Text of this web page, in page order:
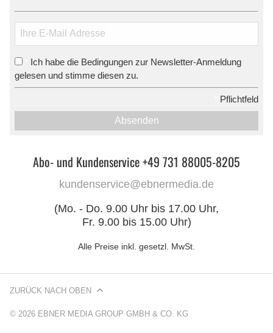
Ich habe die Bedingungen zur Newsletter-Anmeldung
gelesen und stimme diesen zu.
Pflichtfeld
Absenden
Abo- und Kundenservice +49 731 88005-8205
kundenservice@ebnermedia.de
(Mo. - Do. 9.00 Uhr bis 17.00 Uhr,
Fr. 9.00 bis 15.00 Uhr)
Alle Preise inkl. gesetzl. MwSt.
© 2026 EBNER MEDIA GROUP GMBH & CO. KG
ZURÜCK NACH OBEN